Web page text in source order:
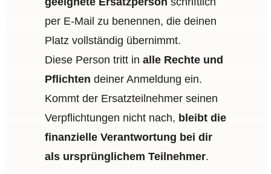
per E-Mail zu benennen, die deinen
Platz vollständig übernimmt.
Diese Person tritt in alle Rechte und
Pflichten deiner Anmeldung ein.
Kommt der Ersatzteilnehmer seinen
Verpflichtungen nicht nach, bleibt die
finanzielle Verantwortung bei dir
als ursprünglichem Teilnehmer.